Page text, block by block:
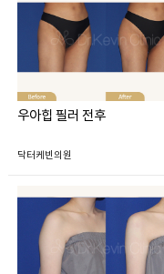
우아힙 필러 전후
닥터케빈의원